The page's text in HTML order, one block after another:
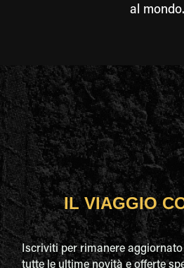
al mondo.
IL VIAGGIO
Iscriviti per rimanere aggiornato
tutte le ultime novità e offerte